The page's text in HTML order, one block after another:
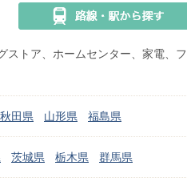
ストア、ホームセンター、家電、
秋田県 山形県 福島県
茨城県 栃木県 群馬県